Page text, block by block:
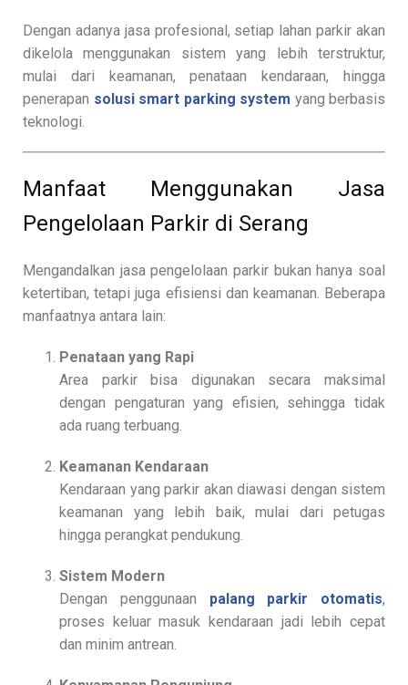
Dengan adanya jasa profesional, setiap lahan parkir akan
dikelola menggunakan sistem yang lebih terstruktur,
mulai dari keamanan, penataan kendaraan, hingga
penerapan solusi smart parking system yang berbasis
teknologi.
Manfaat Menggunakan Jasa
Pengelolaan Parkir di Serang
Mengandalkan jasa pengelolaan parkir bukan hanya soal
ketertiban, tetapi juga efisiensi dan keamanan. Beberapa
manfaatnya antara lain:
Penataan yang Rapi
Area parkir bisa digunakan secara maksimal
dengan pengaturan yang efisien, sehingga tidak
ada ruang terbuang.
Keamanan Kendaraan
Kendaraan yang parkir akan diawasi dengan sistem
keamanan yang lebih baik, mulai dari petugas
hingga perangkat pendukung.
Sistem Modern
Dengan penggunaan palang parkir otomatis,
proses keluar masuk kendaraan jadi lebih cepat
dan minim antrean.